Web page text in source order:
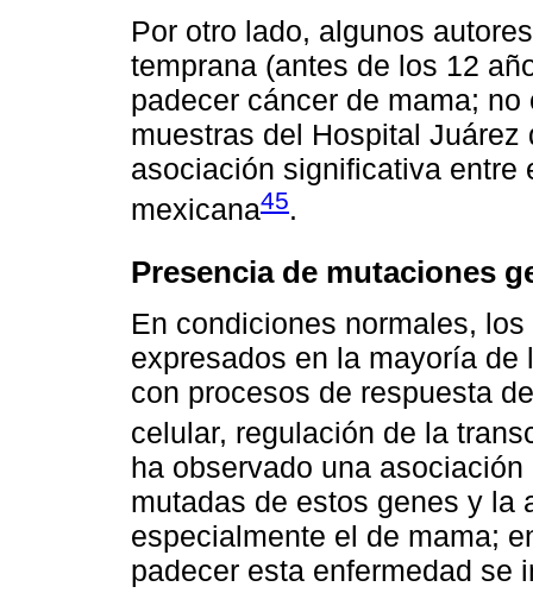
Por otro lado, algunos
temprana (antes de los 12
padecer cáncer de mama;
muestras del Hospital
asociación significativa entre
mexicana45.
Presencia de mutaciones
En condiciones normales,
expresados en la mayoría
con procesos de respuesta
celular, regulación de la
ha observado una
mutadas de estos genes y la
especialmente el de mama;
padecer esta enfermedad se